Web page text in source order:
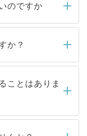
のですか
弊社担当者がご
メールもしくは
はご連絡をせて
くお待ちくださ
か？
っている求人の
らご覧いただ
。非公開求人は
には公開してい
ことはありま
は一切ありませ